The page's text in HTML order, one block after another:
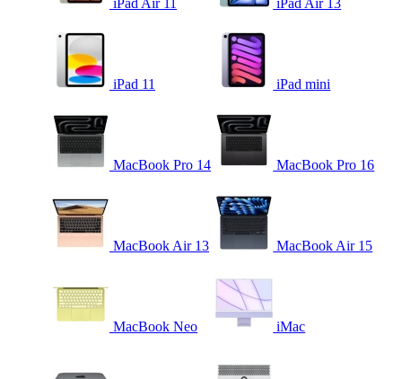
iPad Air 11 iPad Air 13
iPad 11 iPad mini
MacBook Pro 14 MacBook Pro 16
MacBook Air 13 MacBook Air 15
MacBook Neo iMac